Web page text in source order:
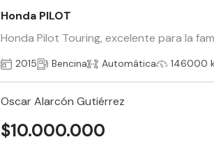
Honda PILOT
Honda Pilot Touring, excelente para la
2015 Bencina Automática 146000
Oscar Alarcón Gutiérrez
$10.000.000